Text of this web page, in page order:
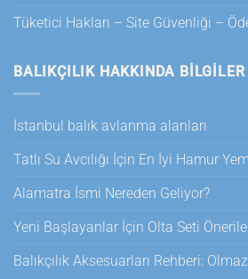
Tüketici Hakları – Site Güvenliği –
BALIKÇILIK HAKKINDA BILGILER
İstanbul balık avlanma alanları
Tatlı Su Avcılığı İçin En İyi Hamur
Alamatra İsmi Nereden Geliyor?
Yeni Başlayanlar İçin Olta Seti
Balıkçılık Aksesuarları Rehberi: